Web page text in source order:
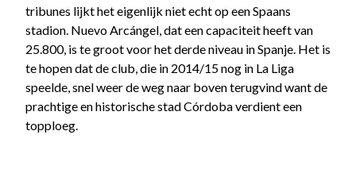
tribunes lijkt het eigenlijk niet echt op een Spaans
stadion. Nuevo Arcángel, dat een capaciteit heeft van
25.800, is te groot voor het derde niveau in Spanje. Het is
te hopen dat de club, die in 2014/15 nog in La Liga
speelde, snel weer de weg naar boven terugvind want de
prachtige en historische stad Córdoba verdient een
topploeg.